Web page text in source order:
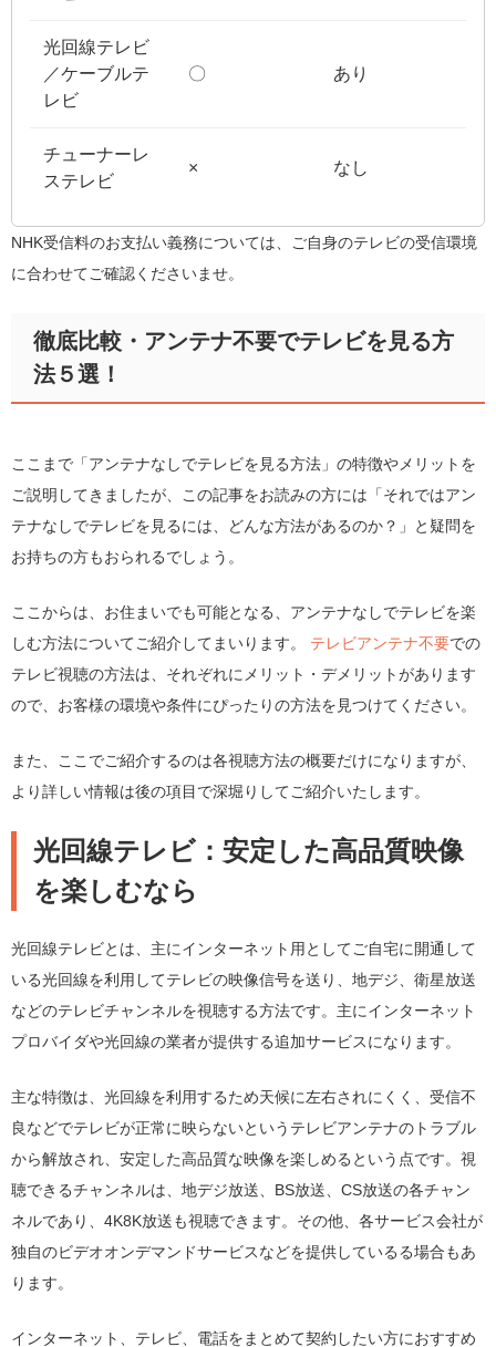
光回線テレビ
／ケーブルテ
レビ
〇 あり
チューナーレ
ステレビ
× なし
NHK受信料のお支払い義務については、ご自身のテレビの受信環境
に合わせてご確認くださいませ。
徹底比較・アンテナ不要でテレビを見る方
法５選！
ここまで「アンテナなしでテレビを見る方法」の特徴やメリットを
ご説明してきましたが、この記事をお読みの方には「それではアン
テナなしでテレビを見るには、どんな方法があるのか？」と疑問を
お持ちの方もおられるでしょう。
ここからは、お住まいでも可能となる、アンテナなしでテレビを楽
しむ方法についてご紹介してまいります。 テレビアンテナ不要での
テレビ視聴の方法は、それぞれにメリット・デメリットがあります
ので、お客様の環境や条件にぴったりの方法を見つけてください。
また、ここでご紹介するのは各視聴方法の概要だけになりますが、
より詳しい情報は後の項目で深堀りしてご紹介いたします。
光回線テレビ：安定した高品質映像
を楽しむなら
光回線テレビとは、主にインターネット用としてご自宅に開通して
いる光回線を利用してテレビの映像信号を送り、地デジ、衛星放送
などのテレビチャンネルを視聴する方法です。主にインターネット
プロバイダや光回線の業者が提供する追加サービスになります。
主な特徴は、光回線を利用するため天候に左右されにくく、受信不
良などでテレビが正常に映らないというテレビアンテナのトラブル
から解放され、安定した高品質な映像を楽しめるという点です。視
聴できるチャンネルは、地デジ放送、BS放送、CS放送の各チャン
ネルであり、4K8K放送も視聴できます。その他、各サービス会社が
独自のビデオオンデマンドサービスなどを提供しているる場合もあ
ります。
インターネット、テレビ、電話をまとめて契約したい方におすすめ